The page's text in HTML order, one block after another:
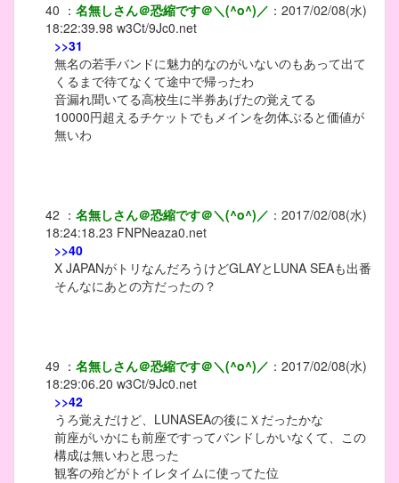
40 ： 名無しさん＠恐縮です＠＼(^o^)／ ： 2017/02/08(水)
18:22:39.98 w3Ct/9Jc0.net
>>31
無名の若手バンドに魅力的なのがいないのもあって出て
くるまで待てなくて途中で帰ったわ
音漏れ聞いてる高校生に半券あげたの覚えてる
10000円超えるチケットでもメインを勿体ぶると価値が
無いわ
42 ： 名無しさん＠恐縮です＠＼(^o^)／ ： 2017/02/08(水)
18:24:18.23 FNPNeaza0.net
>>40
X JAPANがトリなんだろうけどGLAYとLUNA SEAも出番
そんなにあとの方だったの？
49 ： 名無しさん＠恐縮です＠＼(^o^)／ ： 2017/02/08(水)
18:29:06.20 w3Ct/9Jc0.net
>>42
うろ覚えだけど、LUNASEAの後にＸだったかな
前座がいかにも前座ですってバンドしかいなくて、この
構成は無いわと思った
観客の殆どがトイレタイムに使ってた位